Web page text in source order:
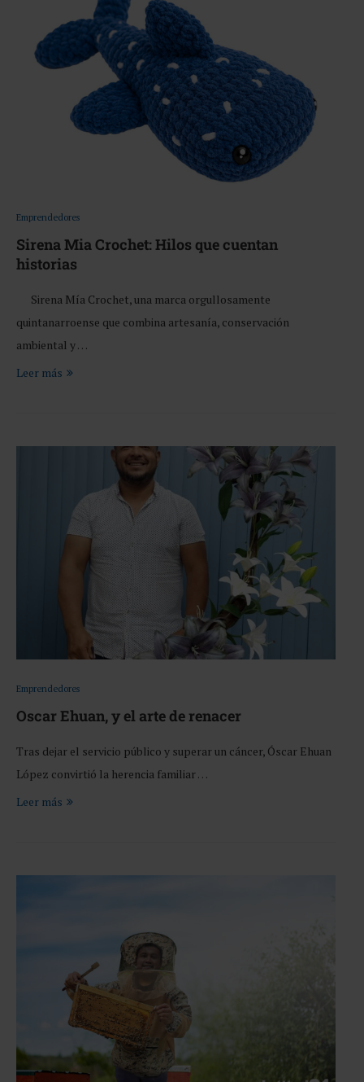
Emprendedores
Sirena Mia Crochet: Hilos que cuentan
historias
Sirena Mía Crochet, una marca orgullosamente
quintanarroense que combina artesanía, conservación
ambiental y …
Leer más
Emprendedores
Oscar Ehuan, y el arte de renacer
Tras dejar el servicio público y superar un cáncer, Óscar Ehuan
López convirtió la herencia familiar …
Leer más